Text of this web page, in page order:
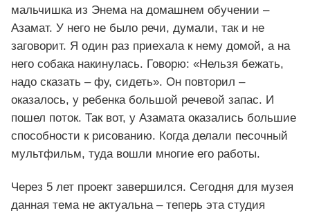
мальчишка из Энема на домашнем обучении –
Азамат. У него не было речи, думали, так и не
заговорит. Я один раз приехала к нему домой, а на
него собака накинулась. Говорю: «Нельзя бежать,
надо сказать – фу, сидеть». Он повторил –
оказалось, у ребенка большой речевой запас. И
пошел поток. Так вот, у Азамата оказались большие
способности к рисованию. Когда делали песочный
мультфильм, туда вошли многие его работы.
Через 5 лет проект завершился. Сегодня для музея
данная тема не актуальна – теперь эта студия